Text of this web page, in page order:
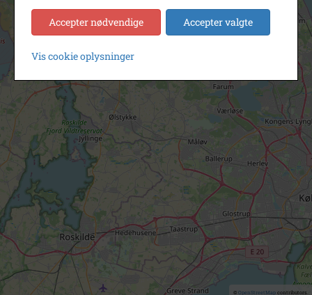
© OpenStreetMapcontributors.
Accepter nødvendige Accepter valgte
Vis cookie oplysninger